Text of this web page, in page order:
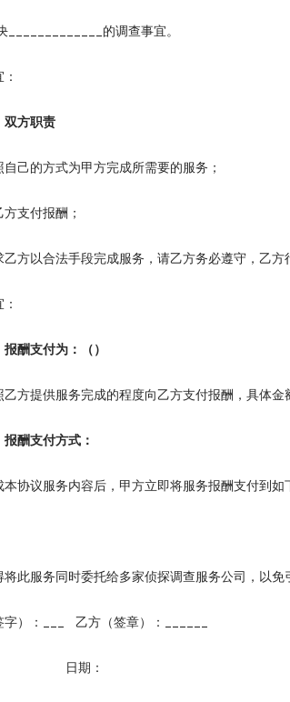
的调查事宜。
方职责
的方式为甲方完成所需要的服务；
支付报酬；
以合法手段完成服务，请乙方务必遵守，乙方
支付为：（）
提供服务完成的程度向乙方支付报酬，具体金
酬支付方式：
协议服务内容后，甲方立即将服务报酬支付到
服务同时委托给多家侦探调查服务公司，以免
）：___ 乙方（签章）：______
日期：